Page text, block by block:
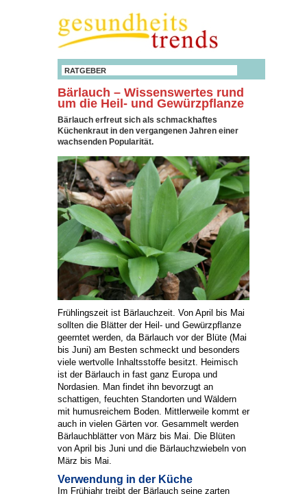
RATGEBER
Bärlauch – Wissenswertes rund
um die Heil- und Gewürzpflanze
Bärlauch erfreut sich als schmackhaftes
Küchenkraut in den vergangenen Jahren einer
wachsenden Popularität.
Frühlingszeit ist Bärlauchzeit. Von April bis Mai
sollten die Blätter der Heil- und Gewürzpflanze
geerntet werden, da Bärlauch vor der Blüte (Mai
bis Juni) am Besten schmeckt und besonders
viele wertvolle Inhaltsstoffe besitzt. Heimisch
ist der Bärlauch in fast ganz Europa und
Nordasien. Man findet ihn bevorzugt an
schattigen, feuchten Standorten und Wäldern
mit humusreichem Boden. Mittlerweile kommt er
auch in vielen Gärten vor. Gesammelt werden
Bärlauchblätter von März bis Mai. Die Blüten
von April bis Juni und die Bärlauchzwiebeln von
März bis Mai.
Verwendung in der Küche
Im Frühjahr treibt der Bärlauch seine zarten